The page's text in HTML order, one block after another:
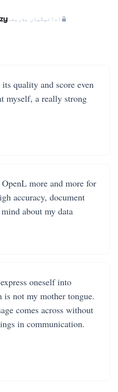
ادائیگیاں بذریعہ
quality and score even
myself, a really strong
more and more for
accuracy, document
about my data.
oneself into
is not my mother tongue.
comes across without
in communication.